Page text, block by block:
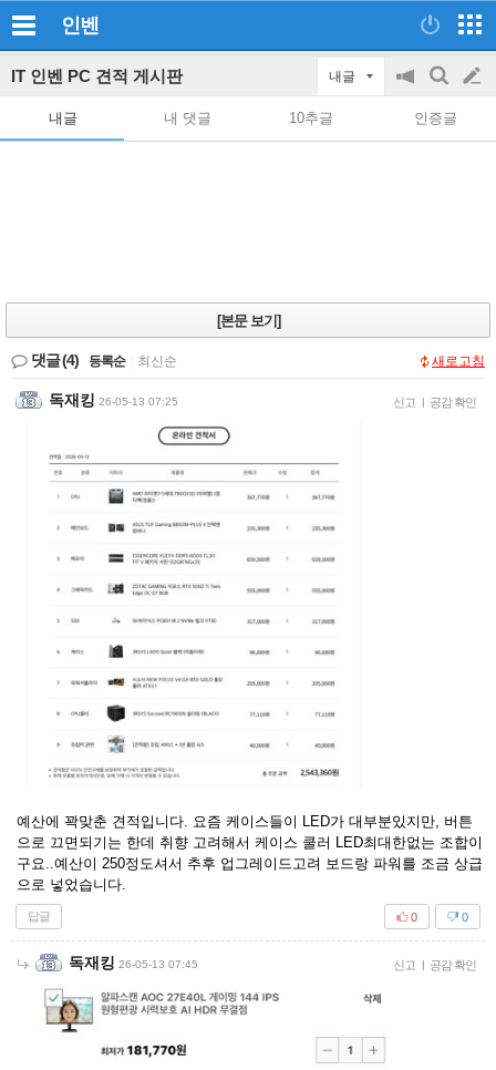
인벤
IT 인벤 PC 견적 게시판 내글
공
on/off
검
색
글
쓰
내글 내 댓글 10추글 인증글
[본문 보기]
댓글(4) 등록순 최신순 새로고침
독재킹 26-05-13 07:25 신고 | 공감 확인
예산에 꽉맞춘 견적입니다. 요즘 케이스들이 LED가 대부분있지만, 버튼
으로 끄면되기는 한데 취향 고려해서 케이스 쿨러 LED최대한없는 조합이
구요..예산이 250정도셔서 추후 업그레이드고려 보드랑 파워를 조금 상급
으로 넣었습니다.
답글 0
0
독재킹 26-05-13 07:45 신고 공감 확인